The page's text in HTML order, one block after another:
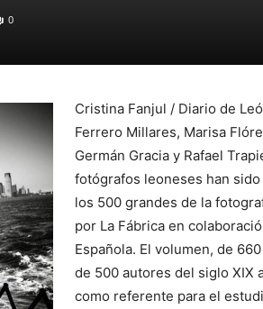
0
Cristina Fanjul / Diario de
Ferrero Millares, Marisa
Germán Gracia y Rafael
fotógrafos leoneses han
los 500 grandes de la
por La Fábrica en
Española. El volumen, de
de 500 autores del siglo XIX
como referente para el